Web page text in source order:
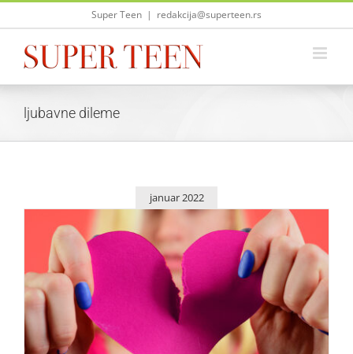
Skip
Super Teen | redakcija@superteen.rs
ljubavne dileme
januar 2022
Kako da bivši dečko ostane – bivši!
Saveti